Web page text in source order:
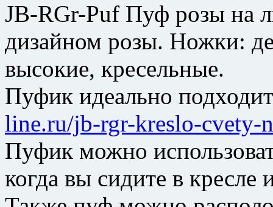
JB-RGr-Puf Пуф розы на
дизайном розы. Ножки:
высокие, кресельные.
Пуфик идеально
line.ru/jb-rgr-kreslo-cvety-
Пуфик можно
когда вы сидите в кресле